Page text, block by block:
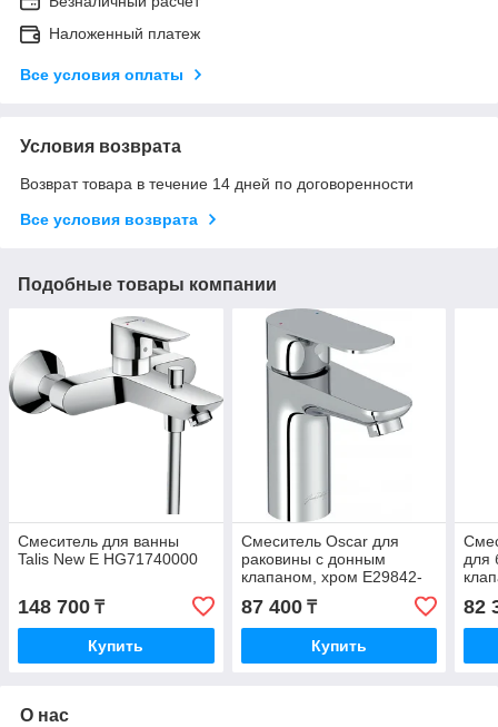
Наложенный платеж
Все условия оплаты
Условия возврата
Возврат товара в течение 14 дней по договоренности
Все условия возврата
Подобные товары компании
Смеситель для ванны
Talis New E HG71740000
148 700 ₸
Купить
Смеситель Oscar для
раковины с донным
клапаном, хром E29842-
87 400₸
Купить
для
82
О нас